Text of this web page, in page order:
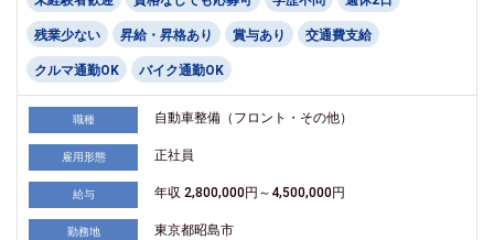
残業少ない 昇給・昇格あり 賞与あり 交通費支給
クルマ通勤OK バイク通勤OK
職種 自動車整備（フロント・その他）
雇用形態 正社員
給与 年収 2,800,000円～4,500,000円
勤務地 東京都昭島市